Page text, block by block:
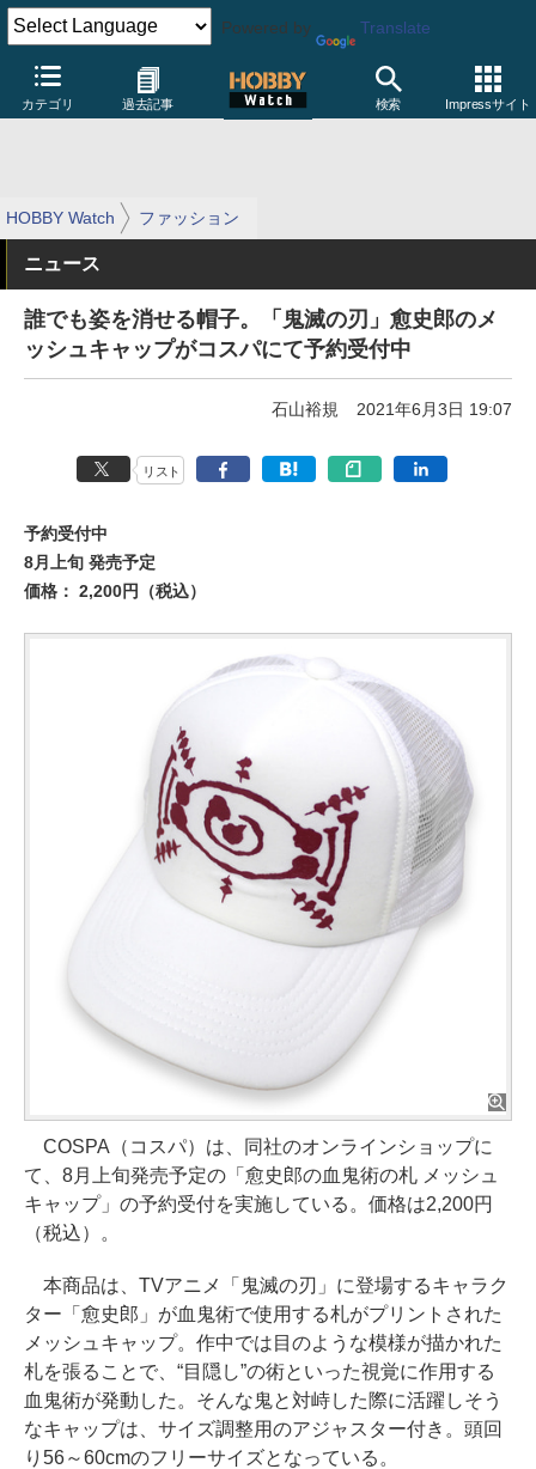
Powered by Translate
カテゴリ 過去記事 検索 Impressサイト
HOBBY Watch ファッション
ニュース
誰でも姿を消せる帽子。「鬼滅の刃」愈史郎のメ
ッシュキャップがコスパにて予約受付中
石山裕規 2021年6月3日 19:07
リスト
予約受付中
8月上旬 発売予定
価格： 2,200円（税込）
COSPA（コスパ）は、同社のオンラインショップに
て、8月上旬発売予定の「愈史郎の血鬼術の札 メッシュ
キャップ」の予約受付を実施している。価格は2,200円
（税込）。
本商品は、TVアニメ「鬼滅の刃」に登場するキャラク
ター「愈史郎」が血鬼術で使用する札がプリントされた
メッシュキャップ。作中では目のような模様が描かれた
札を張ることで、“目隠し”の術といった視覚に作用する
血鬼術が発動した。そんな鬼と対峙した際に活躍しそう
なキャップは、サイズ調整用のアジャスター付き。頭回
り56～60cmのフリーサイズとなっている。